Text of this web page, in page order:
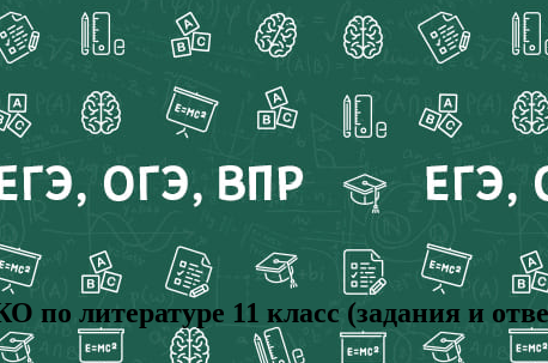
литературе 11 класс (задания и